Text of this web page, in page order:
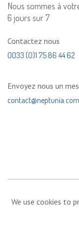
Nous sommes à
6 jours sur 7
Contactez nous
0033 (0)1 75 86 44 62
Envoyez nous un
contact@neptunia.com
We use cookies to